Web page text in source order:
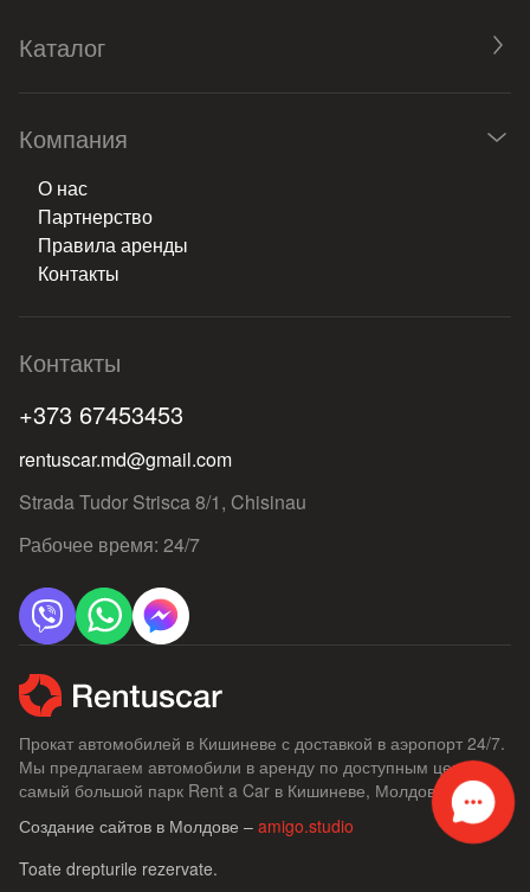
Прокат автомобилей в Кишиневе с доставкой в ​​аэропорт 24/7.
Мы предлагаем автомобили в аренду по доступным ценам,
самый большой парк Rent a Car в Кишиневе, Молдове.
Создание сайтов в Молдове – amigo.studio
Toate drepturile rezervate.
Каталог
Компания
О нас
Партнерство
Правила аренды
Контакты
Контакты
+373 67453453
rentuscar.md@gmail.com
Strada Tudor Strisca 8/1, Chisinau
Рабочее время: 24/7